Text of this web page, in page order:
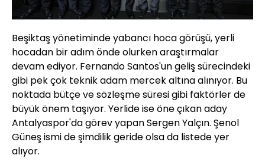
Beşiktaş yönetiminde yabancı hoca görüşü, yerli
hocadan bir adım önde olurken araştırmalar
devam ediyor. Fernando Santos'un geliş sürecindeki
gibi pek çok teknik adam mercek altına alınıyor. Bu
noktada bütçe ve sözleşme süresi gibi faktörler de
büyük önem taşıyor. Yerlide ise öne çıkan aday
Antalyaspor'da görev yapan Sergen Yalçın. Şenol
Güneş ismi de şimdilik geride olsa da listede yer
alıyor.